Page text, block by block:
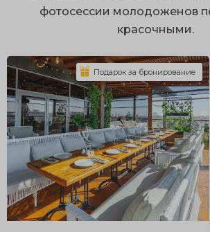
оборудованные площадки.
огромный простор для воплощения
К эксклюзивным вариантам можно
старинного особняка или шикарной
усадьбы с искусственными
парком. По желанию здесь можно
белоснежные шатры с драпировкой
оригинальную сервировку,
фотосессии молодоженов
красочными.
Подарок за бронирование